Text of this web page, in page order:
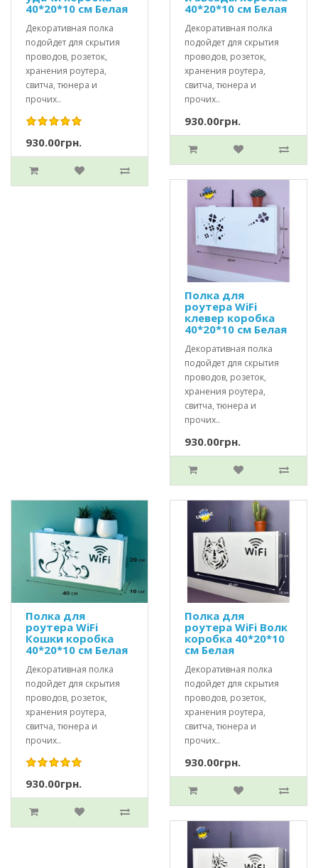
40*20*10 см Белая
Декоративная полка
подойдет для скрытия
проводов, розеток,
хранения роутера,
свитча, тюнера и
прочих..
930.00грн.
40*20*10 см Белая
Декоративная полка
подойдет для скрытия
проводов, розеток,
хранения роутера,
свитча, тюнера и
прочих..
930.00грн.
Полка для
роутера WiFi
клевер коробка
40*20*10 см Белая
Декоративная полка
подойдет для скрытия
проводов, розеток,
хранения роутера,
свитча, тюнера и
прочих..
930.00грн.
Полка для
роутера WiFi
Кошки коробка
40*20*10 см Белая
Декоративная полка
подойдет для скрытия
проводов, розеток,
хранения роутера,
свитча, тюнера и
прочих..
930.00грн.
Полка для
роутера WiFi Волк
коробка 40*20*10
см Белая
Декоративная полка
подойдет для скрытия
проводов, розеток,
хранения роутера,
свитча, тюнера и
прочих..
930.00грн.